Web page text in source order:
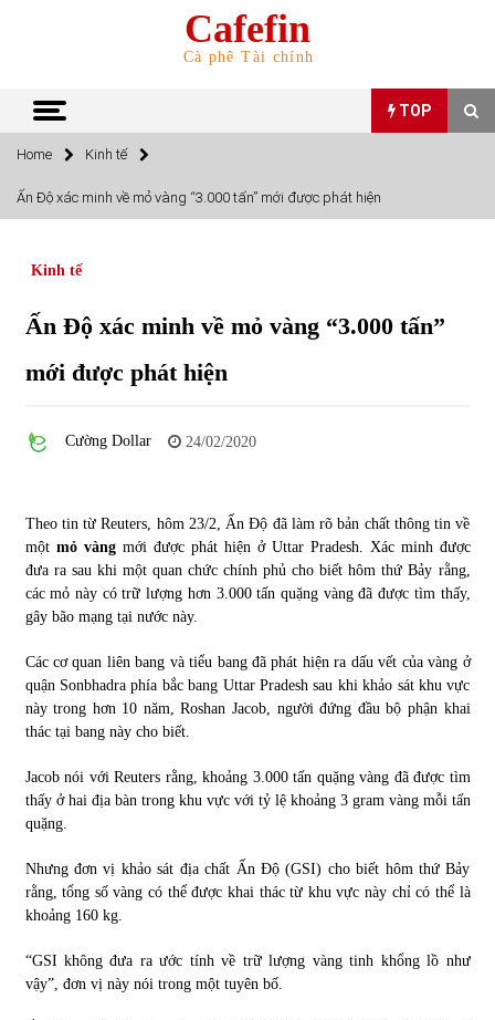
Cafefin
Cà phê Tài chính
TOP
TOP
Top 10 mặt hàng Việt Nam nhập khẩu nhiều nhất tháng
15/06/2022
Top 10 mặt hàng Việt Nam xuất khẩu nhiều nhất tháng
Tự doanh ngày 3.6.2022: CTCK mua ròng 28,7 tỷ đồng
06/06/2022
31/05/2022
Bất ổn từ các cuộc đấu giá đất ở Thanh Hoá
31/05/2022
Vietcombank và Eximbank
31/05/2022
Home Kinh tế
Ấn Độ xác minh về mỏ vàng “3.000 tấn” mới được phát hiện
Kinh tế
Ấn Độ xác minh về mỏ vàng “3.000 tấn”
mới được phát hiện
Cường Dollar 24/02/2020
Theo tin từ Reuters, hôm 23/2, Ấn Độ đã làm rõ bản chất thông tin về
một mỏ vàngmới được phát hiện ở Uttar Pradesh. Xác minh được
đưa ra sau khi một quan chức chính phủ cho biết hôm thứ Bảy rằng,
các mỏ này có trữ lượng hơn 3.000 tấn quặng vàng đã được tìm thấy,
gây bão mạng tại nước này.
Các cơ quan liên bang và tiểu bang đã phát hiện ra dấu vết của vàng ở
quận Sonbhadra phía bắc bang Uttar Pradesh sau khi khảo sát khu vực
này trong hơn 10 năm, Roshan Jacob, người đứng đầu bộ phận khai
thác tại bang này cho biết.
Jacob nói với Reuters rằng, khoảng 3.000 tấn quặng vàng đã được tìm
thấy ở hai địa bàn trong khu vực với tỷ lệ khoảng 3 gram vàng mỗi tấn
quặng.
Nhưng đơn vị khảo sát địa chất Ấn Độ (GSI) cho biết hôm thứ Bảy
rằng, tổng số vàng có thể được khai thác từ khu vực này chỉ có thể là
khoảng 160 kg.
“GSI không đưa ra ước tính về trữ lượng vàng tinh khổng lồ như
vậy”, đơn vị này nói trong một tuyên bố.